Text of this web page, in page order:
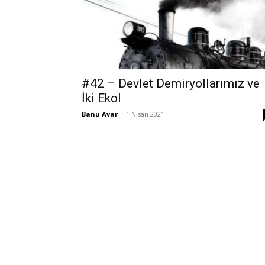
#42 – Devlet Demiryollarımız ve
İki Ekol
Banu Avar - 1 Nisan 2021